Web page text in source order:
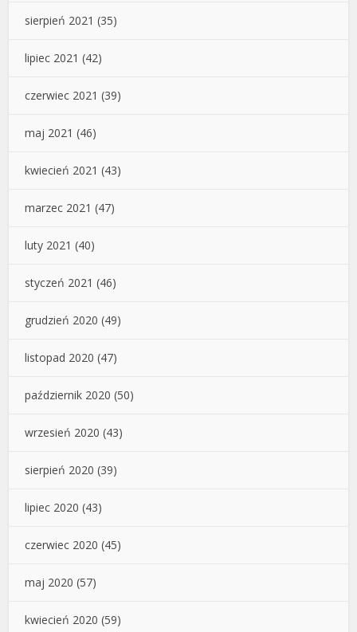
sierpień 2021 (35)
lipiec 2021 (42)
czerwiec 2021 (39)
maj 2021 (46)
kwiecień 2021 (43)
marzec 2021 (47)
luty 2021 (40)
styczeń 2021 (46)
grudzień 2020 (49)
listopad 2020 (47)
październik 2020 (50)
wrzesień 2020 (43)
sierpień 2020 (39)
lipiec 2020 (43)
czerwiec 2020 (45)
maj 2020 (57)
kwiecień 2020 (59)